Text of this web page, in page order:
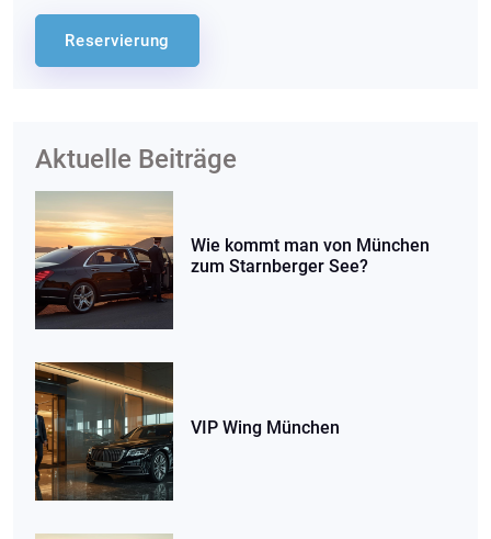
Reservierung
Aktuelle Beiträge
Wie kommt man von München
zum Starnberger See?
VIP Wing München